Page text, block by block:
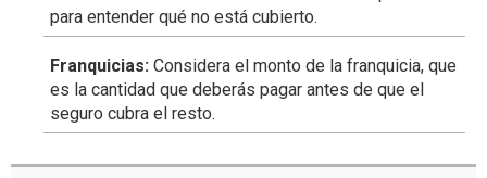
para entender qué no está cubierto.
Franquicias: Considera el monto de la franquicia, que
es la cantidad que deberás pagar antes de que el
seguro cubra el resto.